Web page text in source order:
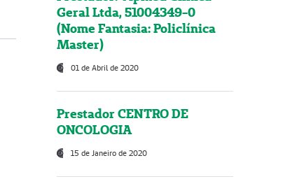
Geral Ltda, 51004349-0
(Nome Fantasia: Policlínica
Master)
01 de Abril de 2020
Prestador CENTRO DE
ONCOLOGIA
15 de Janeiro de 2020